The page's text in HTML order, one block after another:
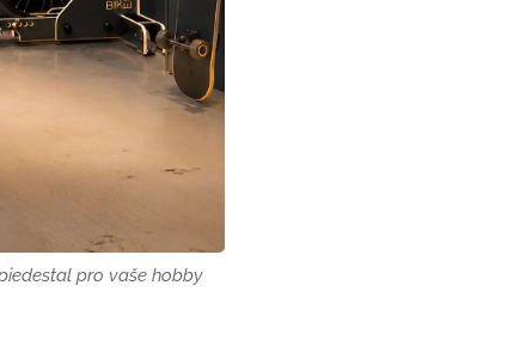
pro vaše hobby